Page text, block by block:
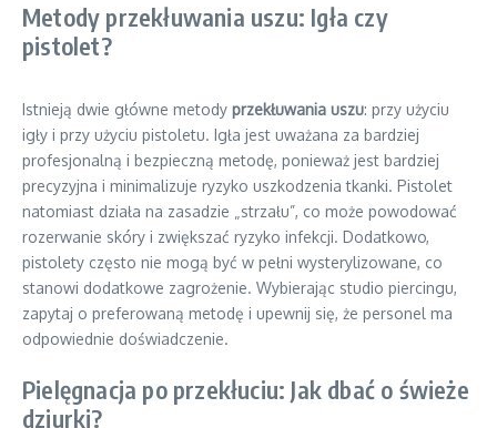
Metody przekłuwania uszu: Igła czy
pistolet?
Istnieją dwie główne metody przekłuwania uszu: przy użyciu
igły i przy użyciu pistoletu. Igła jest uważana za bardziej
profesjonalną i bezpieczną metodę, ponieważ jest bardziej
precyzyjna i minimalizuje ryzyko uszkodzenia tkanki. Pistolet
natomiast działa na zasadzie „strzału”, co może powodować
rozerwanie skóry i zwiększać ryzyko infekcji. Dodatkowo,
pistolety często nie mogą być w pełni wysterylizowane, co
stanowi dodatkowe zagrożenie. Wybierając studio piercingu,
zapytaj o preferowaną metodę i upewnij się, że personel ma
odpowiednie doświadczenie.
Pielęgnacja po przekłuciu: Jak dbać o świeże
dziurki?